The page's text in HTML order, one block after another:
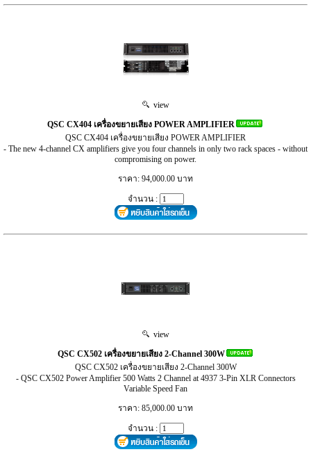
view
QSC CX404 เครื่องขยายเสียง POWER AMPLIFIER
QSC CX404 เครื่องขยายเสียง POWER AMPLIFIER
- The new 4-channel CX amplifiers give you four channels in only two rack spaces - without
compromising on power.
ราคา: 94,000.00 บาท
จำนวน :
view
QSC CX502 เครื่องขยายเสียง 2-Channel 300W
QSC CX502 เครื่องขยายเสียง 2-Channel 300W
- QSC CX502 Power Amplifier 500 Watts 2 Channel at 4937 3-Pin XLR Connectors
Variable Speed Fan
ราคา: 85,000.00 บาท
จำนวน :